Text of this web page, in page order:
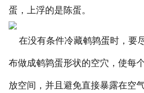
蛋，上浮的是陈蛋。
在没有条件冷藏鹌鹑蛋时，要
布做成鹌鹑蛋形状的空穴，使每
放空间，并且避免直接暴露在空